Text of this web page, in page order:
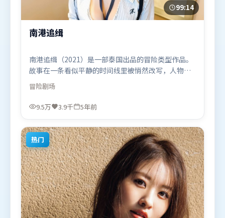
99:14
南港追缉
南港追缉（2021）是一部泰国出品的冒险类型作品。
故事在一条看似平静的时间线里被悄然改写，人物被
迫直面过去与现在的撕裂。视听风格统一而富有实验
感，配乐与画面情绪贴合。由陈凯歌执导，谭卓、张
译、咏梅，李政宰、河正宇、朱一龙等联袂出演。影
适合喜欢冒险题材的观众观看。
冒险剧场
9.5万 3.9千 5年前
热门